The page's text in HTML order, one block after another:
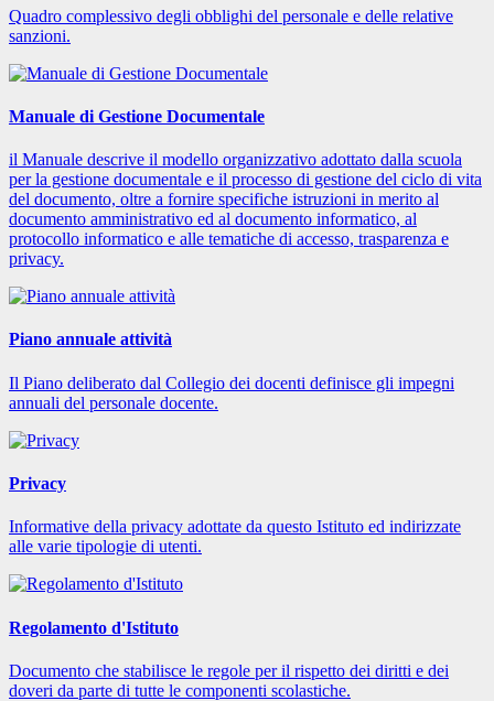
Quadro complessivo degli obblighi del personale e delle relative
sanzioni.
Manuale di Gestione Documentale
il Manuale descrive il modello organizzativo adottato dalla scuola
per la gestione documentale e il processo di gestione del ciclo di vita
del documento, oltre a fornire specifiche istruzioni in merito al
documento amministrativo ed al documento informatico, al
protocollo informatico e alle tematiche di accesso, trasparenza e
privacy.
Piano annuale attività
Il Piano deliberato dal Collegio dei docenti definisce gli impegni
annuali del personale docente.
Privacy
Informative della privacy adottate da questo Istituto ed indirizzate
alle varie tipologie di utenti.
Regolamento d'Istituto
Documento che stabilisce le regole per il rispetto dei diritti e dei
doveri da parte di tutte le componenti scolastiche.